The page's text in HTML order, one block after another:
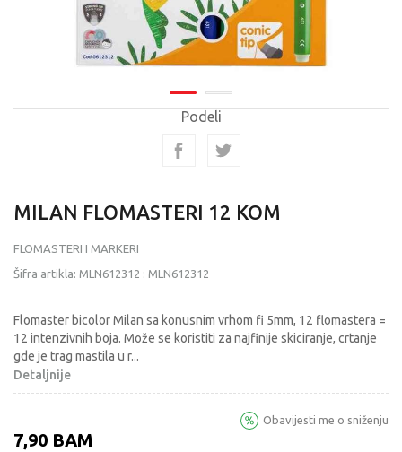
Podeli
MILAN FLOMASTERI 12 KOM
FLOMASTERI I MARKERI
Šifra artikla: MLN612312 : MLN612312
Flomaster bicolor Milan sa konusnim vrhom fi 5mm, 12 flomastera =
12 intenzivnih boja. Može se koristiti za najfinije skiciranje, crtanje
gde je trag mastila u r...
Detaljnije
7,90 BAM
Obavijesti me o sniženju